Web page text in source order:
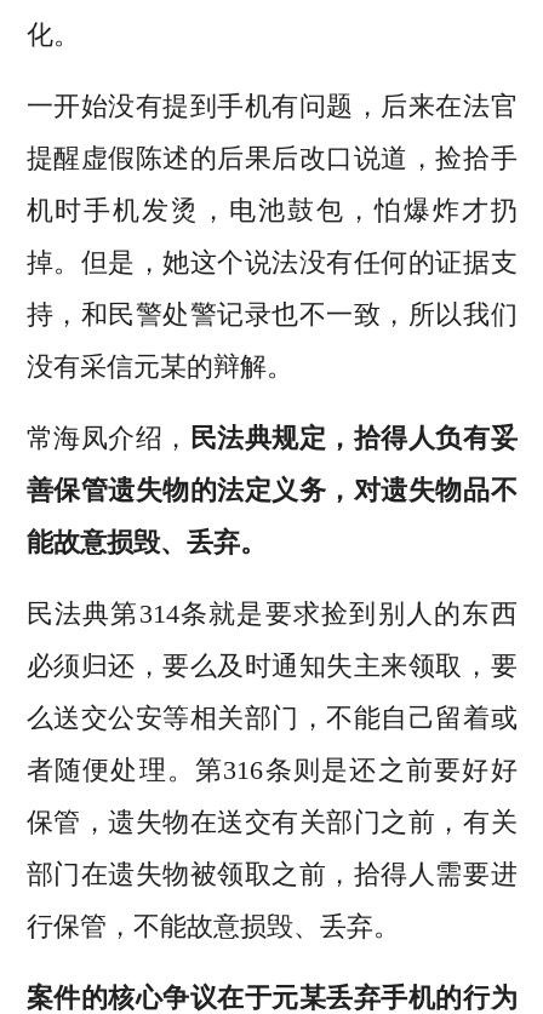
化。
一开始没有提到手机有问题，后来在法官
提醒虚假陈述的后果后改口说道，捡拾手
机时手机发烫，电池鼓包，怕爆炸才扔
掉。但是，她这个说法没有任何的证据支
持，和民警处警记录也不一致，所以我们
没有采信元某的辩解。
常海凤介绍， 民法典规定，拾得人负有妥
善保管遗失物的法定义务，对遗失物品不
能故意损毁、丢弃。
民法典第314条就是要求捡到别人的东西
必须归还，要么及时通知失主来领取，要
么送交公安等相关部门，不能自己留着或
者随便处理。第316条则是还之前要好好
保管，遗失物在送交有关部门之前，有关
部门在遗失物被领取之前，拾得人需要进
行保管，不能故意损毁、丢弃。
案件的核心争议在于元某丢弃手机的行为